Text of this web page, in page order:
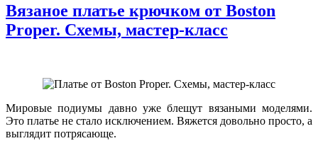
Вязаное платье крючком от Boston
Proper. Схемы, мастер-класс
Мировые подиумы давно уже блещут вязаными моделями.
Это платье не стало исключением. Вяжется довольно просто, а
выглядит потрясающе.